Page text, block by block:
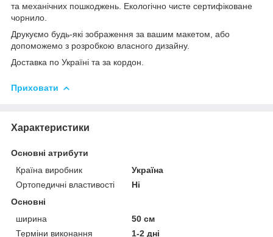
та механічних пошкоджень. Екологічно чисте сертифіковане
чорнило.
Друкуємо будь-які зображення за вашим макетом, або
допоможемо з розробкою власного дизайну.
Доставка по Україні та за кордон.
Приховати
Характеристики
Основні атрибути
Країна виробник
Україна
Ортопедичні властивості
Ні
Основні
ширина
50 см
Терміни виконання
1-2 дні